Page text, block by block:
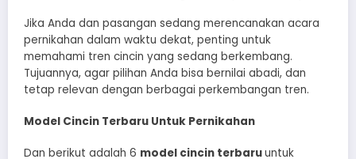
Jika Anda dan pasangan sedang merencanakan acara
pernikahan dalam waktu dekat, penting untuk
memahami tren cincin yang sedang berkembang.
Tujuannya, agar pilihan Anda bisa bernilai abadi, dan
tetap relevan dengan berbagai perkembangan tren.
Model Cincin Terbaru Untuk Pernikahan
Dan berikut adalah 6 model cincin terbaruuntuk